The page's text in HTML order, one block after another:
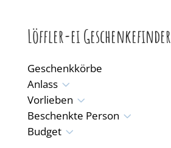
Löffler-ei Geschenkefinder
Geschenkkörbe
Anlass3
Vorlieben 3
Beschenkte Person 3
Budget3